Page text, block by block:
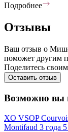
Подробнее
Отзывы
Ваш отзыв о
поможет другим
Поделитесь
Оставить отзыв
Возможно вы
XO VSOP
Montifaud 3 года